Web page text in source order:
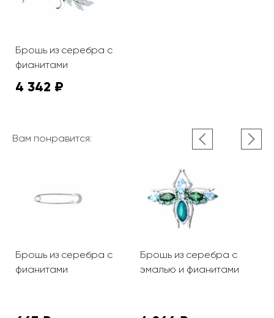
Брошь из серебра с
фианитами
4 342 ₽
Вам понравится:
Брошь из серебра с
фианитами
Брошь из серебра с
эмалью и фианитами